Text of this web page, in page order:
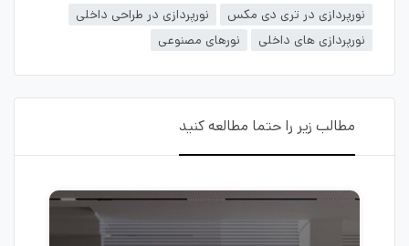
نورپردازی در تری دی مکس
نورپردازی در طراحی داخلی
نورپردازی های داخلی
نورهای مصنوعی
مطالب زیر را حتما مطالعه کنید